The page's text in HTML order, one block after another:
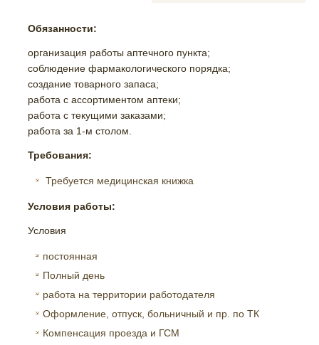
Обязанности:
организация работы аптечного пункта;
соблюдение фармакологического порядка;
создание товарного запаса;
работа с ассортиментом аптеки;
работа с текущими заказами;
работа за 1-м столом.
Требования:
Требуется медицинская книжка
Условия работы:
Условия
постоянная
Полный день
работа на территории работодателя
Оформление, отпуск, больничный и пр. по ТК
Компенсация проезда и ГСМ